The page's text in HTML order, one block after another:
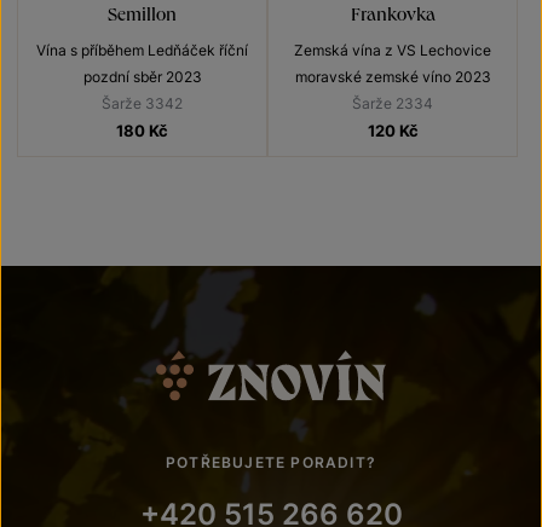
Semillon
Vína s příběhem Ledňáček říční
pozdní sběr 2023
Šarže 3342
180 Kč
Frankovka
Zemská vína z VS Lechovice
moravské zemské víno 2023
Šarže 2334
120 Kč
POTŘEBUJETE PORADIT?
+420 515 266 620